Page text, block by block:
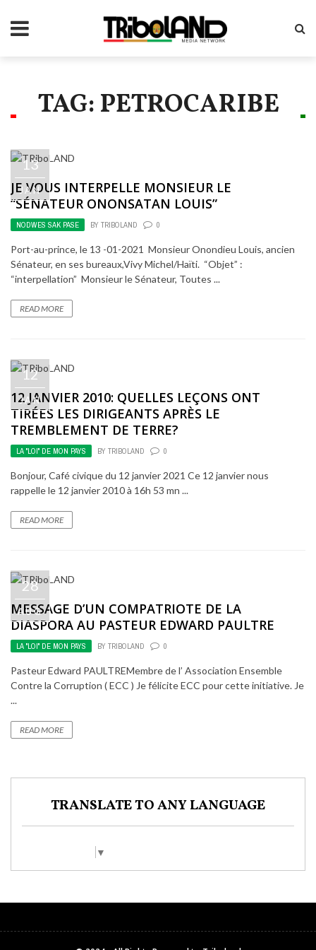
TAG: PETROCARIBE
13
JAN
JE VOUS INTERPELLE MONSIEUR LE
“SÉNATEUR ONONSATAN LOUIS”
NODWES SAK PASE BY TRIBOLAND 0
Port-au-prince, le 13 -01-2021 Monsieur Onondieu Louis, ancien
Sénateur, en ses bureaux,Vivy Michel/Haïti. “Objet” :
“interpellation” Monsieur le Sénateur, Toutes ...
READ MORE
12
JAN
12 JANVIER 2010: QUELLES LEÇONS ONT
TIRÉES LES DIRIGEANTS APRÈS LE
TREMBLEMENT DE TERRE?
LA "LOI" DE MON PAYS BY TRIBOLAND 0
Bonjour, Café civique du 12 janvier 2021 Ce 12 janvier nous
rappelle le 12 janvier 2010 à 16h 53 mn ...
READ MORE
28
AUG
MESSAGE D’UN COMPATRIOTE DE LA
DIASPORA AU PASTEUR EDWARD PAULTRE
LA "LOI" DE MON PAYS BY TRIBOLAND 0
Pasteur Edward PAULTREMembre de l’ Association Ensemble
Contre la Corruption ( ECC ) Je félicite ECC pour cette initiative. Je
...
READ MORE
TRANSLATE TO ANY LANGUAGE
▼